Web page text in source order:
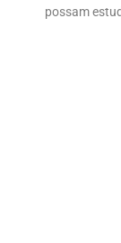
possam